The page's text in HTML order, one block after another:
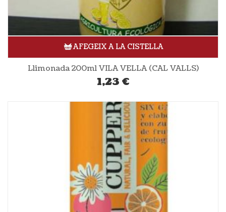
AFEGEIX A LA CISTELLA
Llimonada 200ml VILA VELLA (CAL VALLS)
1,23 €